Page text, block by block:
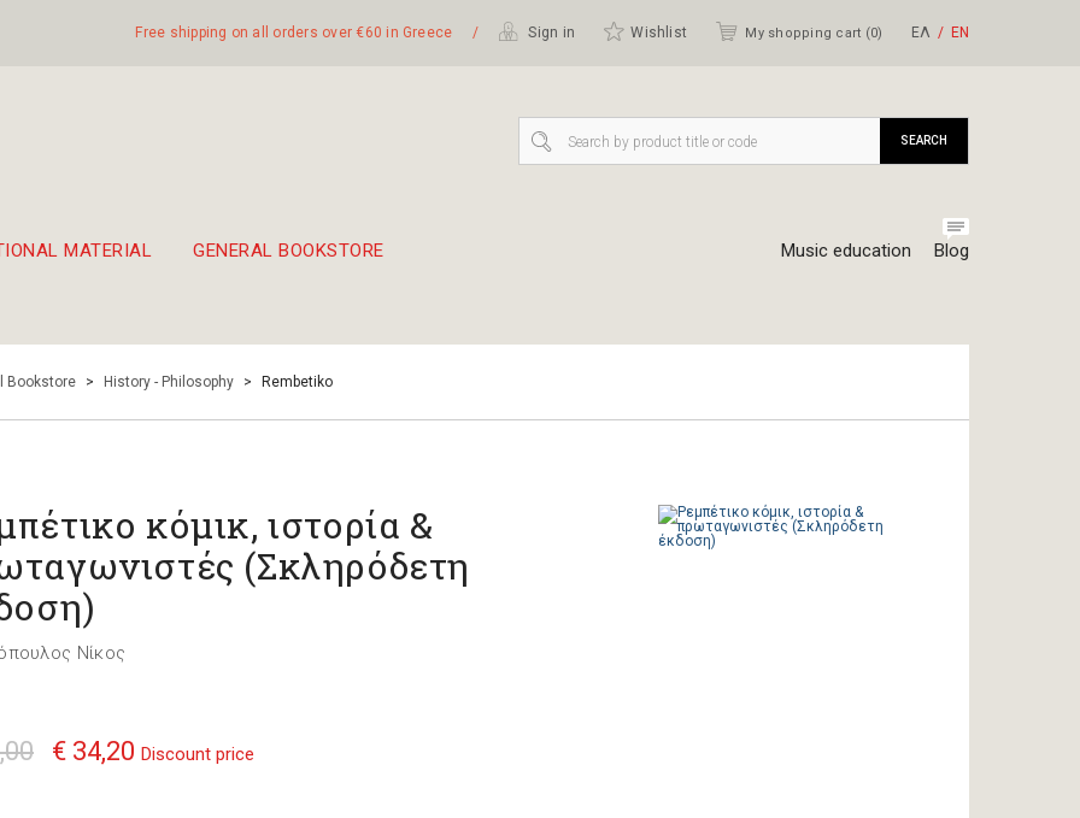
Free shipping on all orders over €60 in Greece / Sign in Wishlist My shopping cart (0) ΕΛ ΕΝ
MATERIAL GENERAL BOOKSTORE Music education Blog
SEARCH
Bookstore > History - Philosophy > Rembetiko
κόμικ, ιστορία &
(Σκληρόδετη
Νίκος
€ 34,20 Discount price